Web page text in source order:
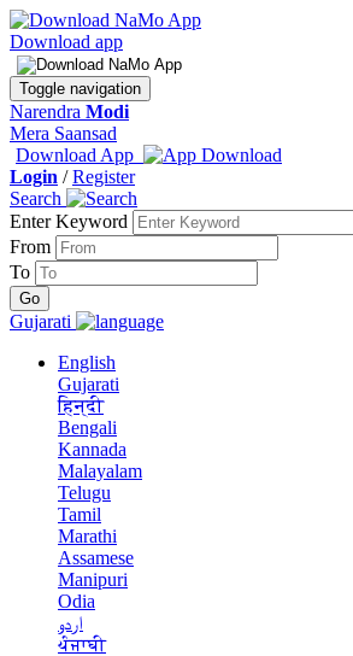
Download app
Toggle navigation
Narendra Modi
Mera Saansad
Download App
Login /Register
Search
Enter Keyword
From
To
Gujarati
English
Gujarati
हिन्दी
Bengali
Kannada
Malayalam
Telugu
Tamil
Marathi
Assamese
Manipuri
Odia
اردو
ਪੰਜਾਬੀ